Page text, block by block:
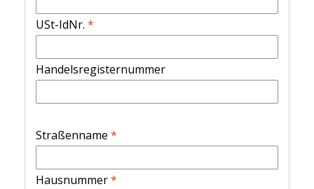
USt-IdNr. *
Handelsregisternummer
Straßenname *
Hausnummer*